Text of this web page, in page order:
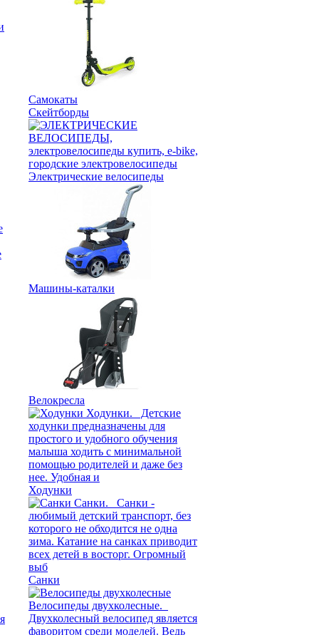
Самокаты
Скейтборды
Электрические велосипеды
Машины-каталки
Велокресла
Ходунки
Санки